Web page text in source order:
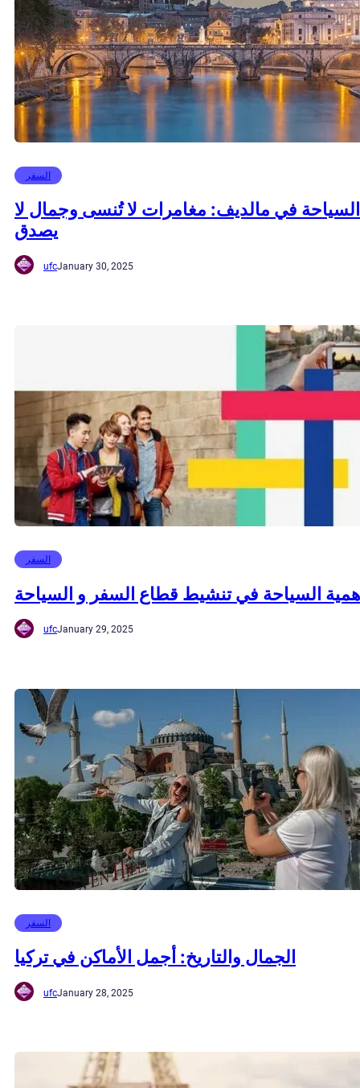
السفر
في مالديف: مغامرات لا تُنسى وجمال لا
يصدق
ufcJanuary 30, 2025
السفر
السياحة في تنشيط قطاع السفر و السياحة
ufcJanuary 29, 2025
السفر
الجمال والتاريخ: أجمل الأماكن في تركيا
ufcJanuary 28, 2025